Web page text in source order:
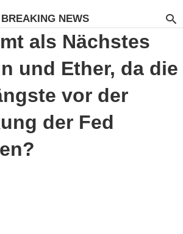
BREAKING NEWS
als Nächstes
und Ether, da die
vor der
der Fed